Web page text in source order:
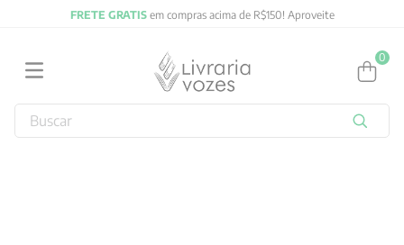
FRETE GRATISem compras acima de R$150! Aproveite
0
Buscar